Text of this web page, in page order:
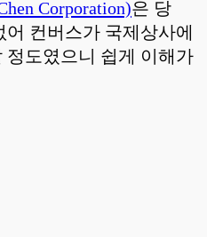
Corporation)은 당
컨버스가 국제상사에
정도였으니 쉽게 이해가